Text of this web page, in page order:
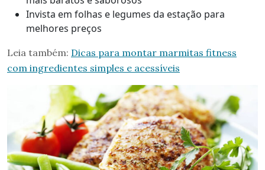
Invista em folhas e legumes da estação para
melhores preços
Leia também: Dicas para montar marmitas fitness
com ingredientes simples e acessíveis